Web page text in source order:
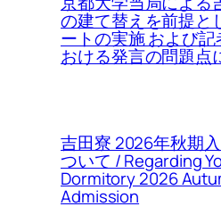
の建て替えを前提と
ートの実施 および
おける発言の問題点
吉田寮 2026年秋期
ついて / Regarding
Dormitory 2026
Admission